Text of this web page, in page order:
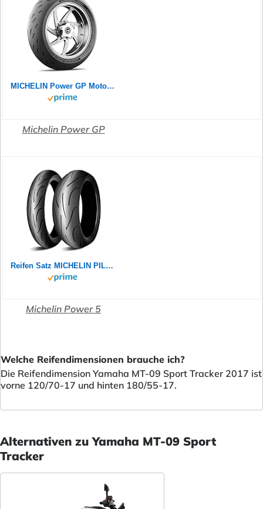
MICHELIN Power GP Motorradreifen 120/70ZR17 (58W) Vorderrad
Michelin Power GP
Reifen Satz MICHELIN PILOT POWER 2CT 180/55 ZR17 73W + 120/70 ZR17 58W Motorradreifen Set
Michelin Power 5
Welche Reifendimensionen brauche ich?
Die Reifendimension Yamaha MT-09 Sport Tracker 2017 ist
vorne 120/70-17 und hinten 180/55-17.
Alternativen zu Yamaha MT-09 Sport
Tracker